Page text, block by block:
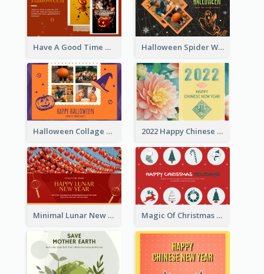
Have A Good Time This Halloween Greeting Card Halloween Spider Web Greeting Card
Halloween Collage Greeting Card 2022 Happy Chinese New Year Flower Photo Greeting Card
Minimal Lunar New Year Celebration Greeting Card Magic Of Christmas Holidays Greeting Card